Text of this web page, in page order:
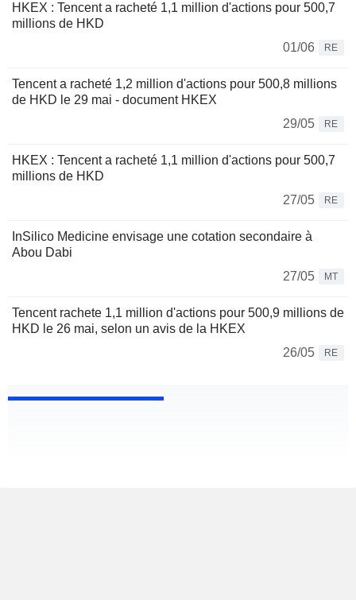
HKEX : Tencent a racheté 1,1 million d'actions pour 500,7
millions de HKD
01/06
RE
Tencent a racheté 1,2 million d'actions pour 500,8 millions
de HKD le 29 mai - document HKEX
29/05
RE
HKEX : Tencent a racheté 1,1 million d'actions pour 500,7
millions de HKD
27/05
RE
InSilico Medicine envisage une cotation secondaire à
Abou Dabi
27/05
MT
Tencent rachete 1,1 million d'actions pour 500,9 millions de
HKD le 26 mai, selon un avis de la HKEX
26/05
RE